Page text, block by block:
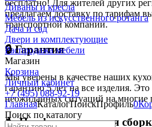
бесплатно! Для жителей других
предлагаем доставку по тарифам
транспортной компании.
🔒 Гарантия
Мы уверены в качестве наших
гарантию 5 лет на все изделия.
неожиданных ситуаций на многие
🔧 Профессиональная
Диваны и кресла
Мебель из искусственного ротанга
Дача и сад
Двери и комплектующие
Распродажа мебели
Магазин
Корзина
Личный кабинет
+7 (495) 088-92-19
ГлавнаяКаталогПоискПрофиль0
Поиск по каталогу